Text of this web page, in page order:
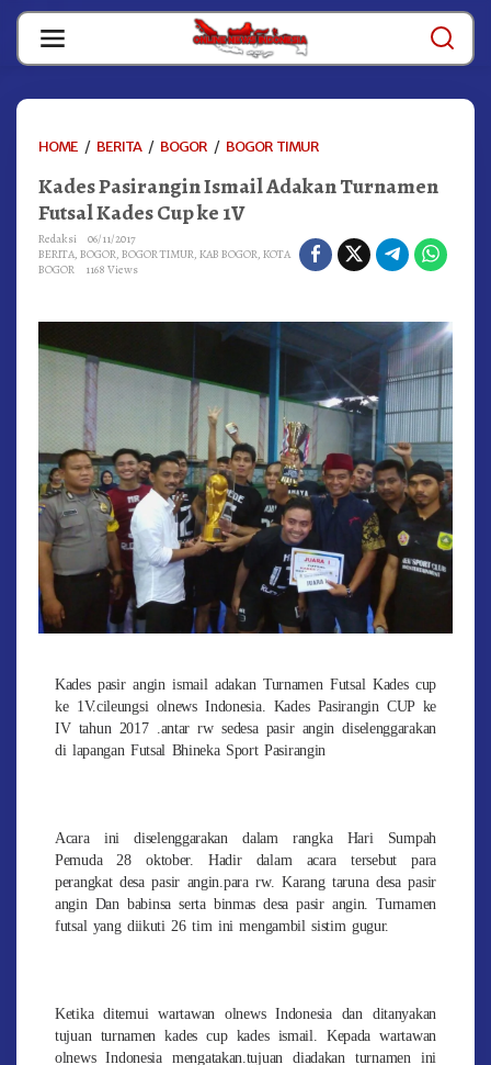
Skip
content
HOME / BERITA / BOGOR / BOGOR TIMURKADES
ISMAIL
FUTSAL
KADES
1V
Kades Pasirangin Ismail Adakan Turnamen
Futsal Kades Cup ke 1V
Redaksi
06/11/2017
BERITA, BOGOR, BOGOR TIMUR, KAB BOGOR, KOTA
BOGOR
1168 Views
Kades pasir angin ismail adakan Turnamen Futsal Kades cup
ke 1V.cileungsi olnews Indonesia. Kades Pasirangin CUP ke
IV tahun 2017 .antar rw sedesa pasir angin diselenggarakan
di lapangan Futsal Bhineka Sport Pasirangin
Acara ini diselenggarakan dalam rangka Hari Sumpah
Pemuda 28 oktober. Hadir dalam acara tersebut para
perangkat desa pasir angin.para rw. Karang taruna desa pasir
angin Dan babinsa serta binmas desa pasir angin. Turnamen
futsal yang diikuti 26 tim ini mengambil sistim gugur.
Ketika ditemui wartawan olnews Indonesia dan ditanyakan
tujuan turnamen kades cup kades ismail. Kepada wartawan
olnews Indonesia mengatakan.tujuan diadakan turnamen ini